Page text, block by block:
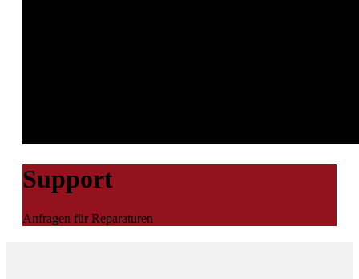
Support
Anfragen für Reparaturen